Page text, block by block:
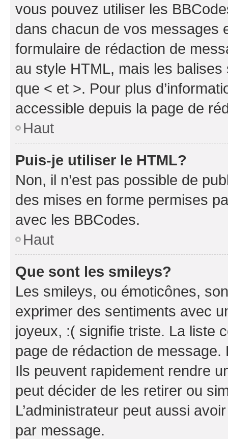
vous pouvez utiliser les
dans chacun de vos messages
formulaire de rédaction de
au style HTML, mais les
que < et >. Pour plus
accessible depuis la page de
Haut
Puis-je utiliser le HTML?
Non, il n’est pas possible de
des mises en forme permises
avec les BBCodes.
Haut
Que sont les smileys?
Les smileys, ou émoticônes,
exprimer des sentiments avec
joyeux, :( signifie triste. La liste
page de rédaction de
Ils peuvent rapidement rendre
peut décider de les retirer ou
L’administrateur peut aussi
par message.